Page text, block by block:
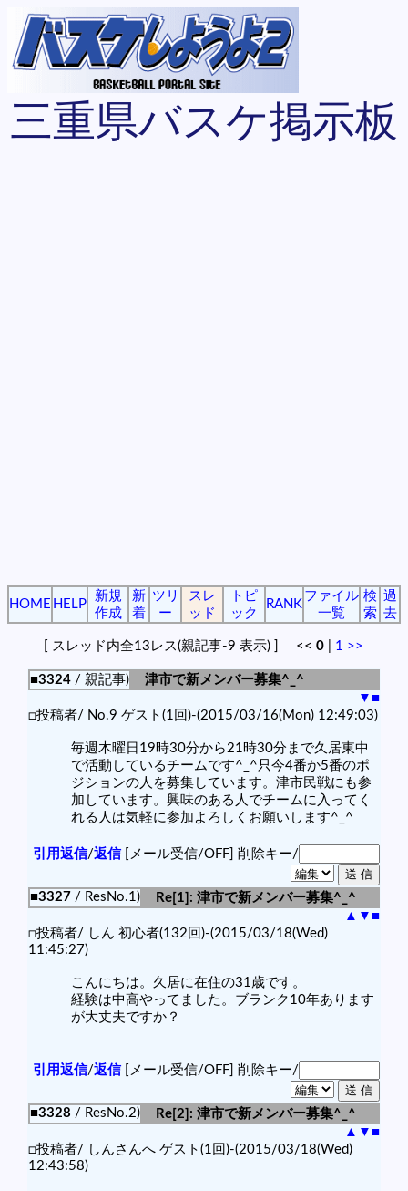
三重県バスケ掲示板
HOME HELP
新規
作成
新
着
ツリ
ー
スレ
ッド
トピ
ック
RANK
ファイル
一覧
検
索
過
去
[ スレッド内全13レス(親記事-9 表示) ] << 0 1 >>
■3324 / 親記事)
津市で新メンバー募集^_^
▼ ■
□投稿者/ No.9 ゲスト(1回)-(2015/03/16(Mon) 12:49:03)
毎週木曜日19時30分から21時30分まで久居東中
で活動しているチームです^_^只今4番か5番のポ
ジションの人を募集しています。津市民戦にも参
加しています。興味のある人でチームに入ってく
れる人は気軽に参加よろしくお願いします^_^
引用返信/返信[メール受信/OFF] 削除キー/
■3327 / ResNo.1)
Re[1]: 津市で新メンバー募集^_^
▲ ▼ ■
□投稿者/ しん 初心者(132回)-(2015/03/18(Wed)
11:45:27)
こんにちは。久居に在住の31歳です。
経験は中高やってました。ブランク10年あります
が大丈夫ですか？
引用返信/返信[メール受信/OFF] 削除キー/
■3328 / ResNo.2)
Re[2]: 津市で新メンバー募集^_^
▲ ▼ ■
□投稿者/ しんさんへ ゲスト(1回)-(2015/03/18(Wed)
12:43:58)